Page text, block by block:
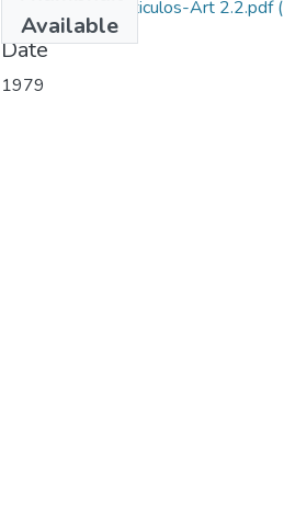
Available
1979-V3-N2-Articulos-Art 2.2.pdf
Date
1979